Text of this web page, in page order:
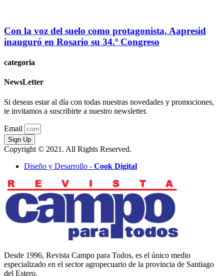
Con la voz del suelo como protagonista, Aapresid
inauguró en Rosario su 34.º Congreso
categoria
NewsLetter
Si deseas estar al día con todas nuestras novedades y promociones,
te invitamos a suscribirte a nuestro newsletter.
Email
Sign Up
Copyright © 2021. All Rights Reserved.
Diseño y Desarrollo - Cook Digital
Desde 1996, Revista Campo para Todos, es el único medio
especializado en el sector agropecuario de la provincia de Santiago
del Estero.